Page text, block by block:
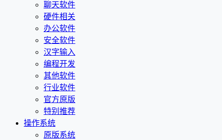
聊天软件
硬件相关
办公软件
安全软件
汉字输入
编程开发
其他软件
行业软件
官方原版
特别推荐
操作系统
原版系统